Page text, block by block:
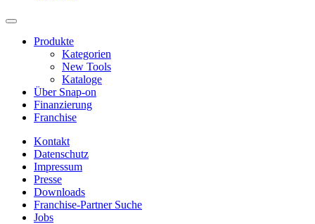
Produkte
Kategorien
New Tools
Kataloge
Über Snap-on
Finanzierung
Franchise
Kontakt
Datenschutz
Impressum
Presse
Downloads
Franchise-Partner Suche
Jobs